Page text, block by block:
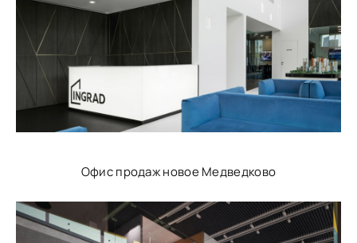
Офис продаж новое Медведково